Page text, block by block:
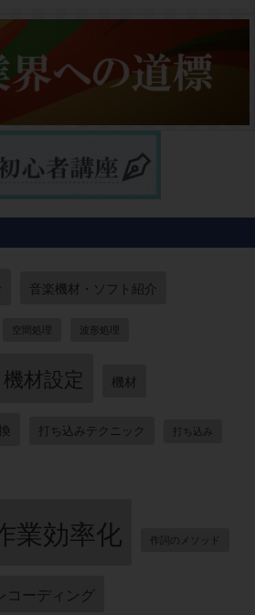
音楽機材・ソフト紹介
空間処理 波形処理
機材設定 機材
打ち込みテクニック 打ち込み
業効率化 作詞のメソッド
コーディング